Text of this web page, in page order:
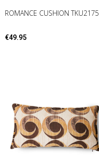
ROMANCE CUSHION TKU2175
€49.95